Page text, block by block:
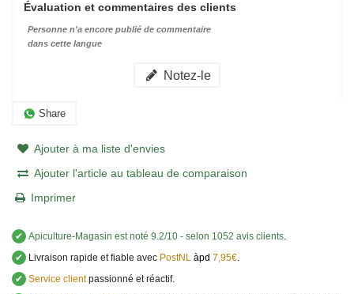
Évaluation et commentaires des clients
Personne n'a encore publié de commentaire
dans cette langue
Notez-le
Share
Ajouter à ma liste d'envies
Ajouter l'article au tableau de comparaison
Imprimer
✔ Apiculture-Magasin est noté 9.2/10 - selon 1052 avis clients.
✔
Livraison rapide et fiable avec PostNL àpd 7,95€.
✔ Service clientpassionné et réactif.